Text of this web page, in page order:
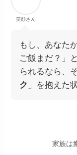
笑顔さん
もし、あなた
ご飯まだ？」
られるなら、
ク 」を抱えた
家族は